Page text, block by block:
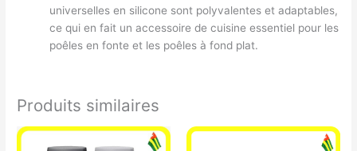
universelles en silicone sont polyvalentes et adaptables,
ce qui en fait un accessoire de cuisine essentiel pour les
poêles en fonte et les poêles à fond plat.
Produits similaires